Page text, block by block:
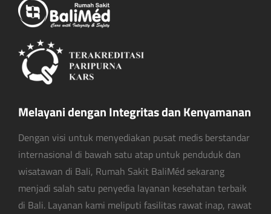
Melayani dengan Integritas dan Kenyamanan
Dengan visi untuk menyediakan pusat medis berstandar
internasional di bawah satu atap untuk penduduk dan
wisatawan di Bali, Rumah Sakit BaliMéd sekarang
menjadi salah satu penyedia layanan kesehatan terbaik
di Bali. Layanan kami meliputi fasilitas rawat inap, rawat